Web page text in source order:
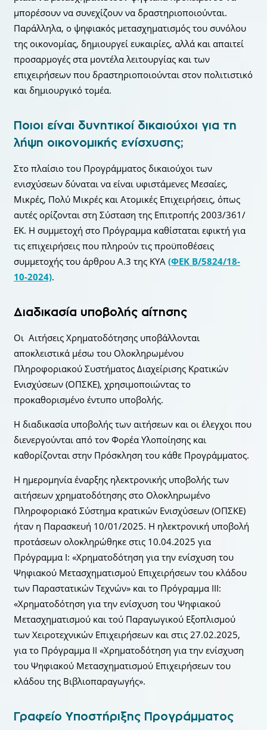
μπορέσουν να συνεχίζουν να δραστηριοποιούνται.
Παράλληλα, ο ψηφιακός μετασχηματισμός του συνόλου
της οικονομίας, δημιουργεί ευκαιρίες, αλλά και απαιτεί
προσαρμογές στα μοντέλα λειτουργίας και των
επιχειρήσεων που δραστηριοποιούνται στον πολιτιστικό
και δημιουργικό τομέα.
Ποιοι είναι δυνητικοί δικαιούχοι για τη
λήψη οικονομικής ενίσχυσης;
Στο πλαίσιο του Προγράμματος δικαιούχοι των
ενισχύσεων δύναται να είναι υφιστάμενες Μεσαίες,
Μικρές, Πολύ Μικρές και Ατομικές Επιχειρήσεις, όπως
αυτές ορίζονται στη Σύσταση της Επιτροπής 2003/361/
ΕΚ. Η συμμετοχή στο Πρόγραμμα καθίσταται εφικτή για
τις επιχειρήσεις που πληρούν τις προϋποθέσεις
συμμετοχής του άρθρου Α.3 της ΚΥΑ (ΦΕΚ Β/5824/18-
10-2024).
Διαδικασία υποβολής αίτησης
Οι Αιτήσεις Χρηματοδότησης υποβάλλονται
αποκλειστικά μέσω του Ολοκληρωμένου
Πληροφοριακού Συστήματος Διαχείρισης Κρατικών
Ενισχύσεων (ΟΠΣΚΕ), χρησιμοποιώντας το
προκαθορισμένο έντυπο υποβολής.
Η διαδικασία υποβολής των αιτήσεων και οι έλεγχοι που
διενεργούνται από τον Φορέα Υλοποίησης και
καθορίζονται στην Πρόσκληση του κάθε Προγράμματος.
Η ημερομηνία έναρξης ηλεκτρονικής υποβολής των
αιτήσεων χρηματοδότησης στο Ολοκληρωμένο
Πληροφοριακό Σύστημα κρατικών Ενισχύσεων (ΟΠΣΚΕ)
ήταν η Παρασκευή 10/01/2025. Η ηλεκτρονική υποβολή
προτάσεων ολοκληρώθηκε στις 10.04.2025 για
Πρόγραμμα Ι: «Χρηματοδότηση για την ενίσχυση του
Ψηφιακού Μετασχηματισμού Επιχειρήσεων του κλάδου
των Παραστατικών Τεχνών» και το Πρόγραμμα ΙΙΙ:
«Χρηματοδότηση για την ενίσχυση του Ψηφιακού
Μετασχηματισμού και τού Παραγωγικού Εξοπλισμού
των Χειροτεχνικών Επιχειρήσεων και στις 27.02.2025,
για το Πρόγραμμα ΙΙ «Χρηματοδότηση για την ενίσχυση
του Ψηφιακού Μετασχηματισμού Επιχειρήσεων του
κλάδου της Βιβλιοπαραγωγής».
Γραφείο Υποστήριξης Προγράμματος